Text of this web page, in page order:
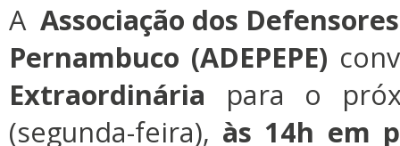
A Associação dos
Pernambuco (ADEPEPE)
Extraordinária para o
(segunda-feira), às 14h em